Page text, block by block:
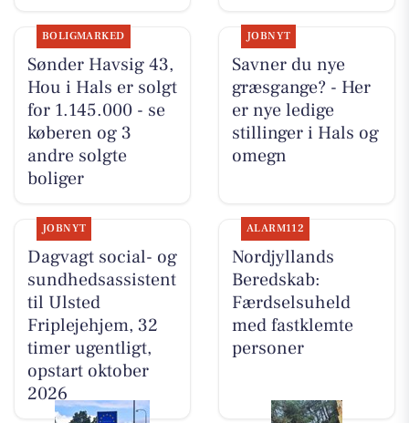
BOLIGMARKED
Sønder Havsig 43,
Hou i Hals er solgt
for 1.145.000 - se
køberen og 3
andre solgte
boliger
JOBNYT
Savner du nye
græsgange? - Her
er nye ledige
stillinger i Hals og
omegn
JOBNYT
Dagvagt social- og
sundhedsassistent
til Ulsted
Friplejehjem, 32
timer ugentligt,
opstart oktober
2026
ALARM112
Nordjyllands
Beredskab:
Færdselsuheld
med fastklemte
personer